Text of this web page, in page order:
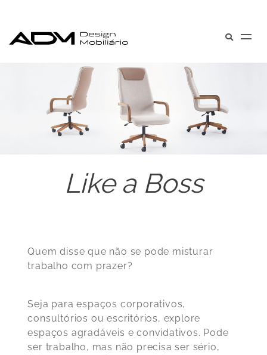
Like a Boss
Quem disse que não se pode misturar
trabalho com prazer?
Seja para espaços corporativos,
consultórios ou escritórios, explore
espaços agradáveis e convidativos. Pode
ser trabalho, mas não precisa ser sério,